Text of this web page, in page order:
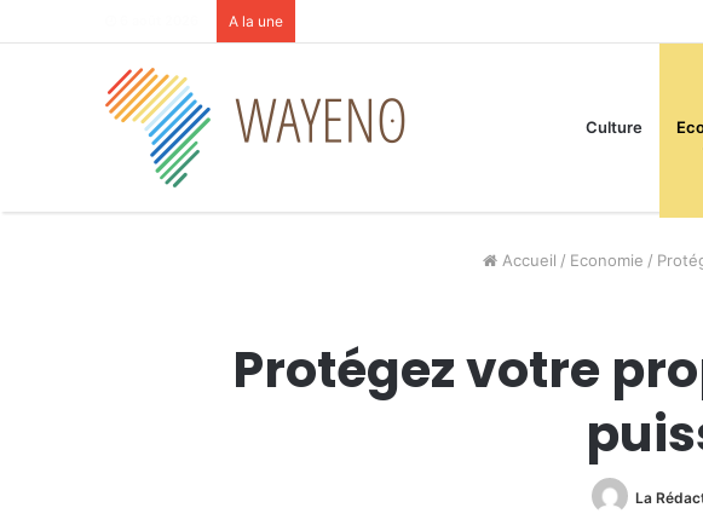
A la une
Culture
Accueil / Economie /
Protégez votre
La